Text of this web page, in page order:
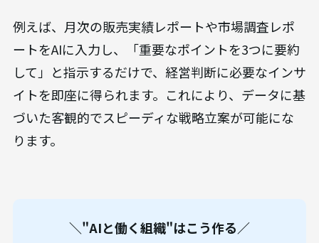
例えば、月次の販売実績レポートや市場調査レポ
ートをAIに入力し、「重要なポイントを3つに要約
して」と指示するだけで、経営判断に必要なインサ
イトを即座に得られます。これにより、データに基
づいた客観的でスピーディな戦略立案が可能にな
ります。
＼"AIと働く組織"はこう作る／